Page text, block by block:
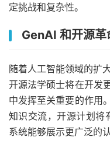
定挑战和复杂性。
GenAI 和开源革
随着人工智能领域的扩
开源法学硕士将在开发
中发挥至关重要的作用
知识交流，开源计划将
系统能够展示更广泛的